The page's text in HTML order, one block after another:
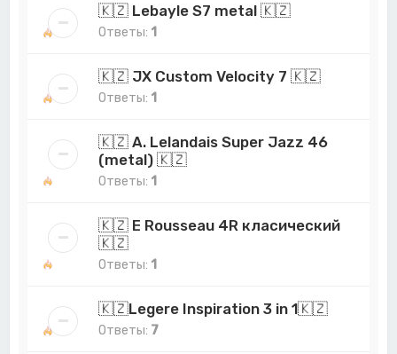
🇰🇿 Lebayle S7 metal 🇰🇿
Ответы: 1
🇰🇿 JX Custom Velocity 7 🇰🇿
Ответы: 1
🇰🇿 A. Lelandais Super Jazz 46
(metal) 🇰🇿
Ответы: 1
🇰🇿 E Rousseau 4R класический
🇰🇿
Ответы: 1
🇰🇿Legere Inspiration 3 in 1🇰🇿
Ответы: 7